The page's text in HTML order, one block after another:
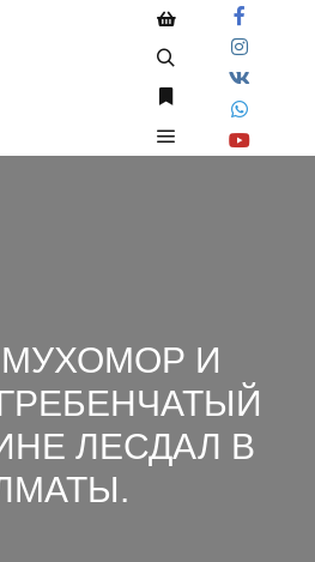
Боковая панель
Найти
Больше
И
ЛЕСДАЛ В